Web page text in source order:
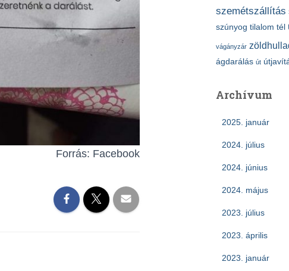
Forrás: Facebook
szemétszállítás
szúnyog tilalom tél
vágányzár
ágdarálás út
Archívum
2025. január
2024. július
2024. június
2024. május
2023. július
2023. április
2023. január